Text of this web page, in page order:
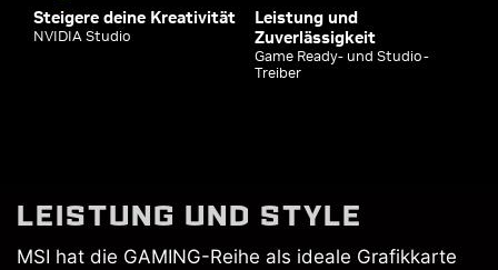
Steigere deine Kreativität
NVIDIA Studio
Leistung und
Zuverlässigkeit
Game Ready- und Studio-
Treiber
LEISTUNG UND STYLE
MSI hat die GAMING-Reihe als ideale Grafikkarte